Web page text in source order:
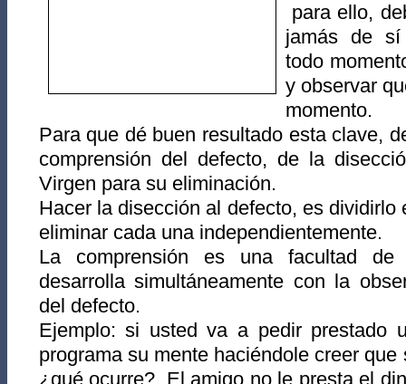
para ello,
jamás de sí
todo
y observar
momento.
Para que dé buen resultado esta clave,
comprensión del defecto, de la
Virgen para su eliminación.
Hacer la disección al defecto, es dividirlo
eliminar cada una independientemente.
La comprensión es una facultad
desarrolla simultáneamente con la
del defecto.
Ejemplo: si usted va a pedir prestado
programa su mente haciéndole creer
¿qué ocurre?. El amigo no le presta el